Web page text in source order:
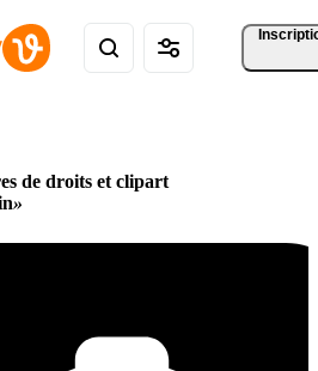
de droits et clipart